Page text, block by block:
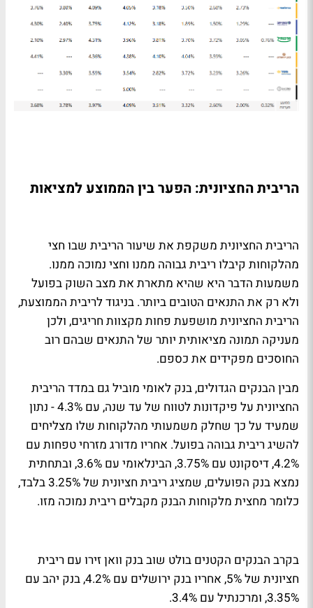
הריבית החציונית: הפער בין הממוצע למציאות
הריבית החציונית משקפת את שיעור הריבית שבו חצי
מהלקוחות קיבלו ריבית גבוהה ממנו וחצי נמוכה ממנו.
משמעות הדבר היא שהיא מתארת את מצב השוק בפועל
ולא רק את התנאים הטובים ביותר. בניגוד לריבית הממוצעת,
הריבית החציונית מושפעת פחות מקצוות חריגים, ולכן
מעניקה תמונה מציאותית יותר של התנאים שבהם רוב
החוסכים מפקידים את כספם.
מבין הבנקים הגדולים, בנק לאומי מוביל גם במדד הריבית
החציונית על פיקדונות לטווח של עד שנה, עם 4.3% - נתון
שמעיד על כך שחלק משמעותי מהלקוחות שלו מצליחים
להשיג ריבית גבוהה בפועל. אחריו מדורג מזרחי טפחות עם
4.2%, דיסקונט עם 3.75%, הבינלאומי עם 3.6%, ובתחתית
נמצא בנק הפועלים, שמציג ריבית חציונית של 3.25% בלבד,
כלומר מחצית מלקוחות הבנק מקבלים ריבית נמוכה מזו.
בקרב הבנקים הקטנים בולט שוב בנק וואן זירו עם ריבית
חציונית של 5%, אחריו בנק ירושלים עם 4.2%, בנק יהב עם
3.35%, ומרכנתיל עם 3.4%.